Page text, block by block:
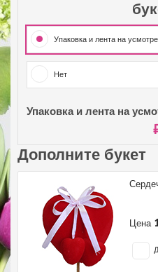
Упаковка и лента на
Нет
Упаковка и лента на
Дополните букет
Цена